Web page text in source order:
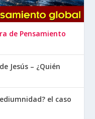
de Pensamiento
Jesús – ¿Quién
el caso